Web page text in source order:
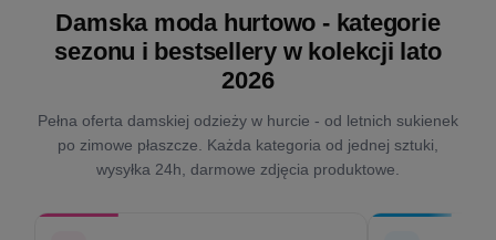
Damska moda hurtowo - kategorie
sezonu i bestsellery w kolekcji lato
2026
Pełna oferta damskiej odzieży w hurcie - od letnich sukienek
po zimowe płaszcze. Każda kategoria od jednej sztuki,
wysyłka 24h, darmowe zdjęcia produktowe.